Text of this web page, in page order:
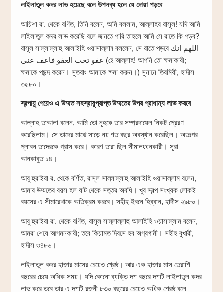
লাইলাতুল কদর লাভ হয়েছে বলে উপলব্ধ হলে যে দোয়া পড়বে
আয়িশা রা. থেকে বর্ণিত, তিনি বলেন, আমি বললাম, আল্লাহর রাসূল! যদি আমি
লাইলাতুল কদর লাভ করেছি বলে জানতে পারি তাহলে আমি সে রাতে কি পড়ব?
রাসূল সাল্লাল্লাহু আলাইহি ওয়াসাল্লাম বললেন, সে রাতে পড়বে اللهم انك
عفو تحب العفو فاعف عنى (হে আল্লাহ! আপনি তো ক্ষমাকারী;
ক্ষমাকে পছন্দ করেন। সুতরাং আমাকে ক্ষমা করুন।) সুনানে তিরমিযী, হাদীস
৩৫৮০।
স্বল্পায়ু পেয়েও এ উম্মত সহস্রায়ুপ্রাপ্ত উম্মতের উপর প্রাধান্য লাভ করবে
আল্লাহ তাআলা বলেন, আমি তো নূহকে তার সম্প্রদায়েল নিকট প্রেরণ
করেছিলাম। সে তাদের মাঝে সাড়ে নয় শত বছর অবস্থান করেছিল। অতঃপর
প্লাবন তাদেরকে গ্রাস করে। কারণ তারা ছিল সীমালংঘনকারী। সূরা
আনকাবুত ১৪।
আবু হুরাইরা র. থেকে বর্ণিত, রাসূল সাল্লাল্লাহু আলাইহি ওয়াসাল্লাম বলেন,
আমার উম্মতের বয়স হল ষাট থেকে সত্তর অবধি। খুব স্বল্প সংখ্যক লোকই
বয়সের এ সীমারেখাকে অতিক্রম করবে। সহীহ ইবনে হিব্বান, হাদীস ২৯৮০।
আবু হুরাইরা রা. থেকে বর্ণিত, রাসূল সাল্লাল্লাহু আলাইহি ওয়াসাল্লাম বলেন,
আমরা শেষে আগমনকারী; তবে কিয়ামত দিবসে হব অগ্রগামী। সহীহ বুখারী,
হাদীস ৩৪৮৬।
লাইলাতুল কদর হাজার মাসের চেয়েও শ্রেষ্ঠ। আর এক হাজার মাস তেরাশি
বছরের চেয়ে অধিক সময়। যদি কোনো ব্যক্তি দশ বছরে দশটি লাইলাতুল কদর
লাভ করে তবে তার এ দশটি রজনী ৮৩০ বছরের চেয়েও অধিক শ্রেষ্ঠ বলে